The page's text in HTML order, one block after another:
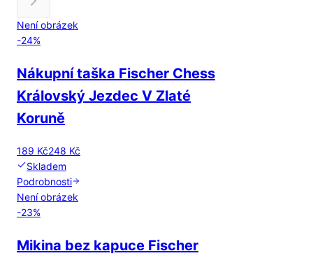
Není obrázek
-24%
Nákupní taška Fischer Chess
Královský Jezdec V Zlaté
Koruně
189 Kč248 Kč
Skladem
Podrobnosti
Není obrázek
-23%
Mikina bez kapuce Fischer